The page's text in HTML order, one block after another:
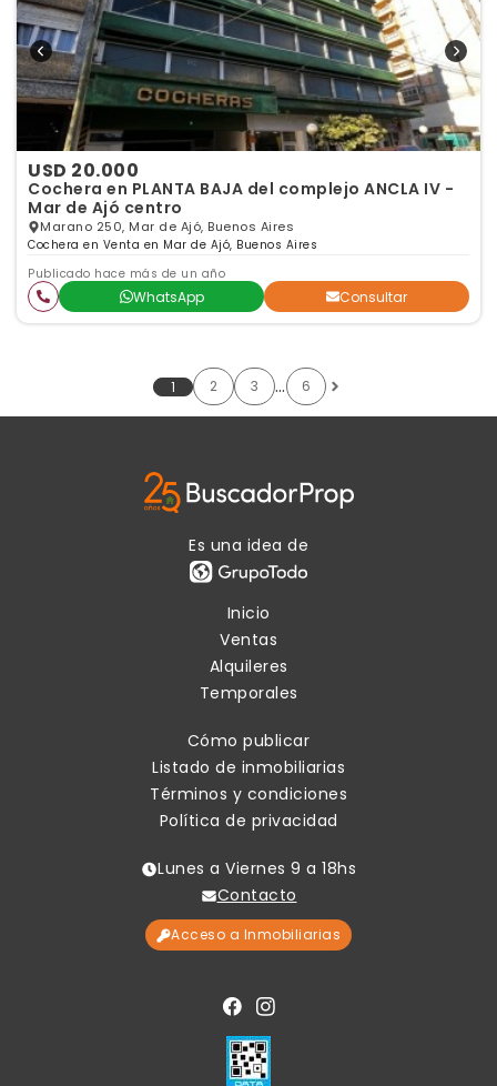
USD 20.000
Cochera en PLANTA BAJA del complejo ANCLA IV -
Mar de Ajó centro
Marano 250, Mar de Ajó, Buenos Aires
Cochera en Venta en Mar de Ajó, Buenos Aires
Publicado hace más de un año
WhatsApp Consultar
1 2 3 … 6
Es una idea de
Inicio
Ventas
Alquileres
Temporales
Cómo publicar
Listado de inmobiliarias
Términos y condiciones
Política de privacidad
Lunes a Viernes 9 a 18hs
Contacto
Acceso a Inmobiliarias